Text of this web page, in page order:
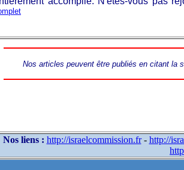
Nos articles peuvent être publiés en citant la
Nos liens : http://israelcommission.fr- http://